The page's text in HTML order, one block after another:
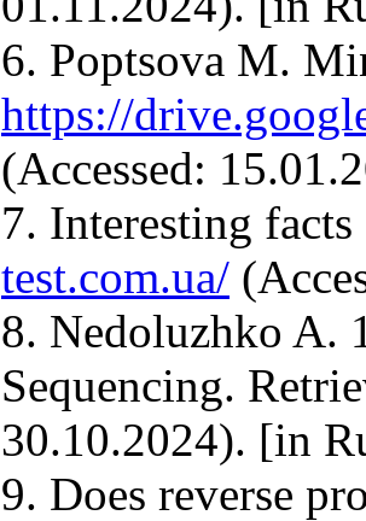
6. Poptsova M.
https://
(Accessed:
7. Interesting
test.com.ua/
8. Nedoluzhko A.
Sequencing.
30.10.2024). [in
9. Does reverse